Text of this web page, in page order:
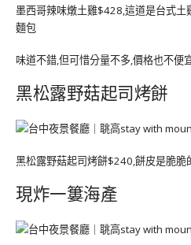
墨西哥辣味燉土雞$428,這道是台式土
麵包
味道不錯,但可惜分量不多,價格也不便
黑松露野菇起司烤餅
黑松露野菇起司烤餅$240,餅皮是脆脆
現炸一簍海產